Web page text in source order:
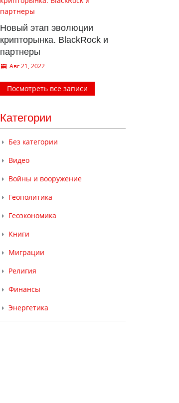
Новый этап эволюции
крипторынка. BlackRock и
партнеры
Авг 21, 2022
Посмотреть все записи
Категории
Без категории
Видео
Войны и вооружение
Геополитика
Геоэкономика
Книги
Миграции
Религия
Финансы
Энергетика